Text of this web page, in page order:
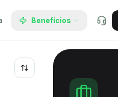
Benefícios
Recentes